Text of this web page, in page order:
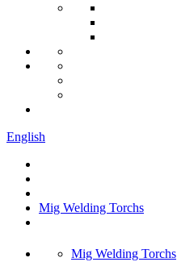
English
Mig Welding Torchs
Mig Welding Torchs